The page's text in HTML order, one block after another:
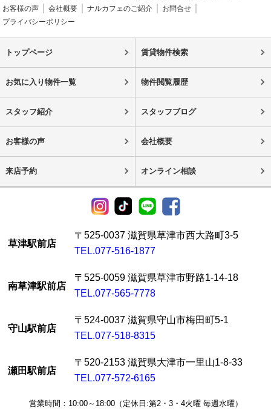
お客様の声
会社概要 ナルカフェのご紹介
お問合せ
プライバシーポリシー
トップページ 賃貸物件検索
お気に入り物件一覧 物件閲覧履歴
スタッフ紹介 スタッフブログ
お客様の声 会社概要
来店予約 オンライン相談
草津駅前店
〒525-0037 滋賀県草津市西大路町3-5
TEL.077-516-1877
南草津駅前店
〒525-0059 滋賀県草津市野路1-14-18
TEL.077-565-7778
守山駅前店
〒524-0037 滋賀県守山市梅田町5-1
TEL.077-518-8315
瀬田駅前店
〒520-2153 滋賀県大津市一里山1-8-33
TEL.077-572-6165
営業時間：10:00～18:00（定休日:第2・3・4火曜 毎週水曜）